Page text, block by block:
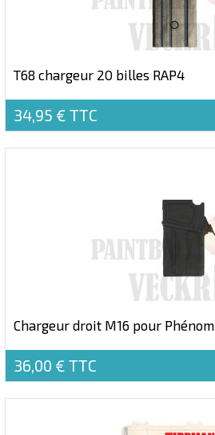
T68 chargeur 20 billes RAP4
34,95 € TTC
Chargeur droit M16 pour Phénom
36,00 € TTC